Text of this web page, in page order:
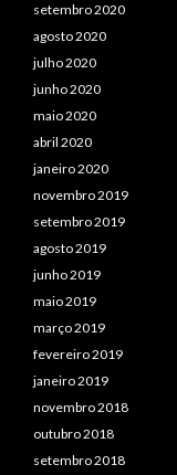
setembro 2020
agosto 2020
julho 2020
junho 2020
maio 2020
abril 2020
janeiro 2020
novembro 2019
setembro 2019
agosto 2019
junho 2019
maio 2019
março 2019
fevereiro 2019
janeiro 2019
novembro 2018
outubro 2018
setembro 2018